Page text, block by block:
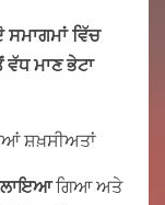
ਵਿੱਚ
ਮਾਣ ਭੇਟਾ
ਸ਼ਖ਼ਸੀਅਤਾਂ
ਗਿਆ ਅਤੇ